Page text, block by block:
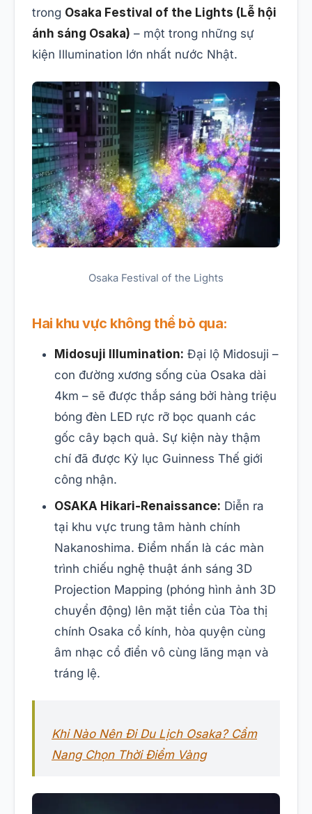
trong Osaka Festival of the Lights (Lễ hội
ánh sáng Osaka) – một trong những sự
kiện Illumination lớn nhất nước Nhật.
Osaka Festival of the Lights
Hai khu vực không thể bỏ qua:
Midosuji Illumination: Đại lộ Midosuji –
con đường xương sống của Osaka dài
4km – sẽ được thắp sáng bởi hàng triệu
bóng đèn LED rực rỡ bọc quanh các
gốc cây bạch quả. Sự kiện này thậm
chí đã được Kỷ lục Guinness Thế giới
công nhận.
OSAKA Hikari-Renaissance: Diễn ra
tại khu vực trung tâm hành chính
Nakanoshima. Điểm nhấn là các màn
trình chiếu nghệ thuật ánh sáng 3D
Projection Mapping (phóng hình ảnh 3D
chuyển động) lên mặt tiền của Tòa thị
chính Osaka cổ kính, hòa quyện cùng
âm nhạc cổ điển vô cùng lãng mạn và
tráng lệ.
Khi Nào Nên Đi Du Lịch Osaka? Cẩm
Nang Chọn Thời Điểm Vàng